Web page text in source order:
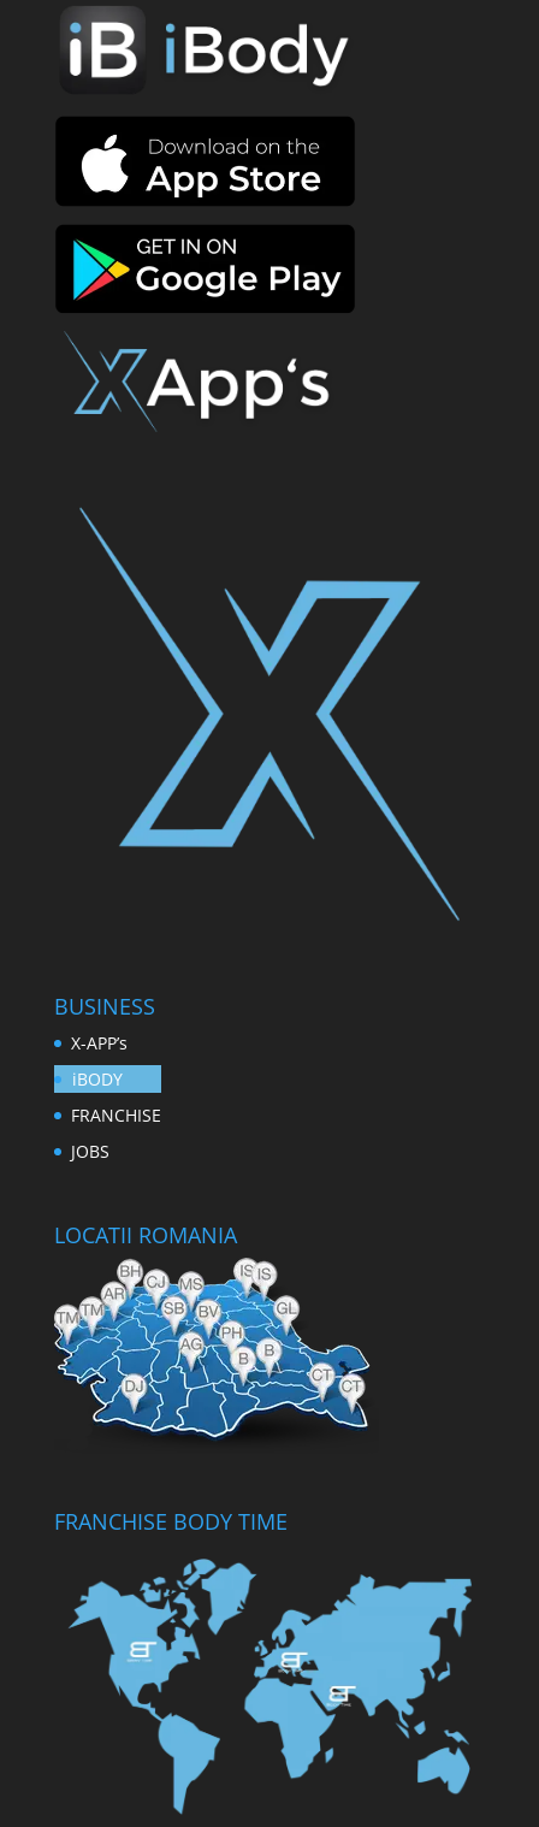
BUSINESS
X-APP’s
iBODY
FRANCHISE
JOBS
LOCATII ROMANIA
FRANCHISE BODY TIME